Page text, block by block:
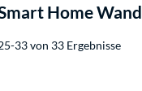
Home
33 von 33 Ergebnisse